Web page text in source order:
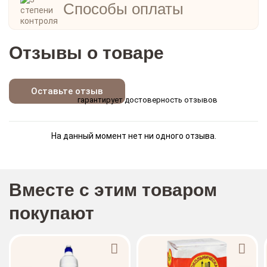
Способы оплаты
Отзывы о товаре
Оставьте отзыв
гарантирует достоверность отзывов
На данный момент нет ни одного отзыва.
Вместе с этим товаром
покупают